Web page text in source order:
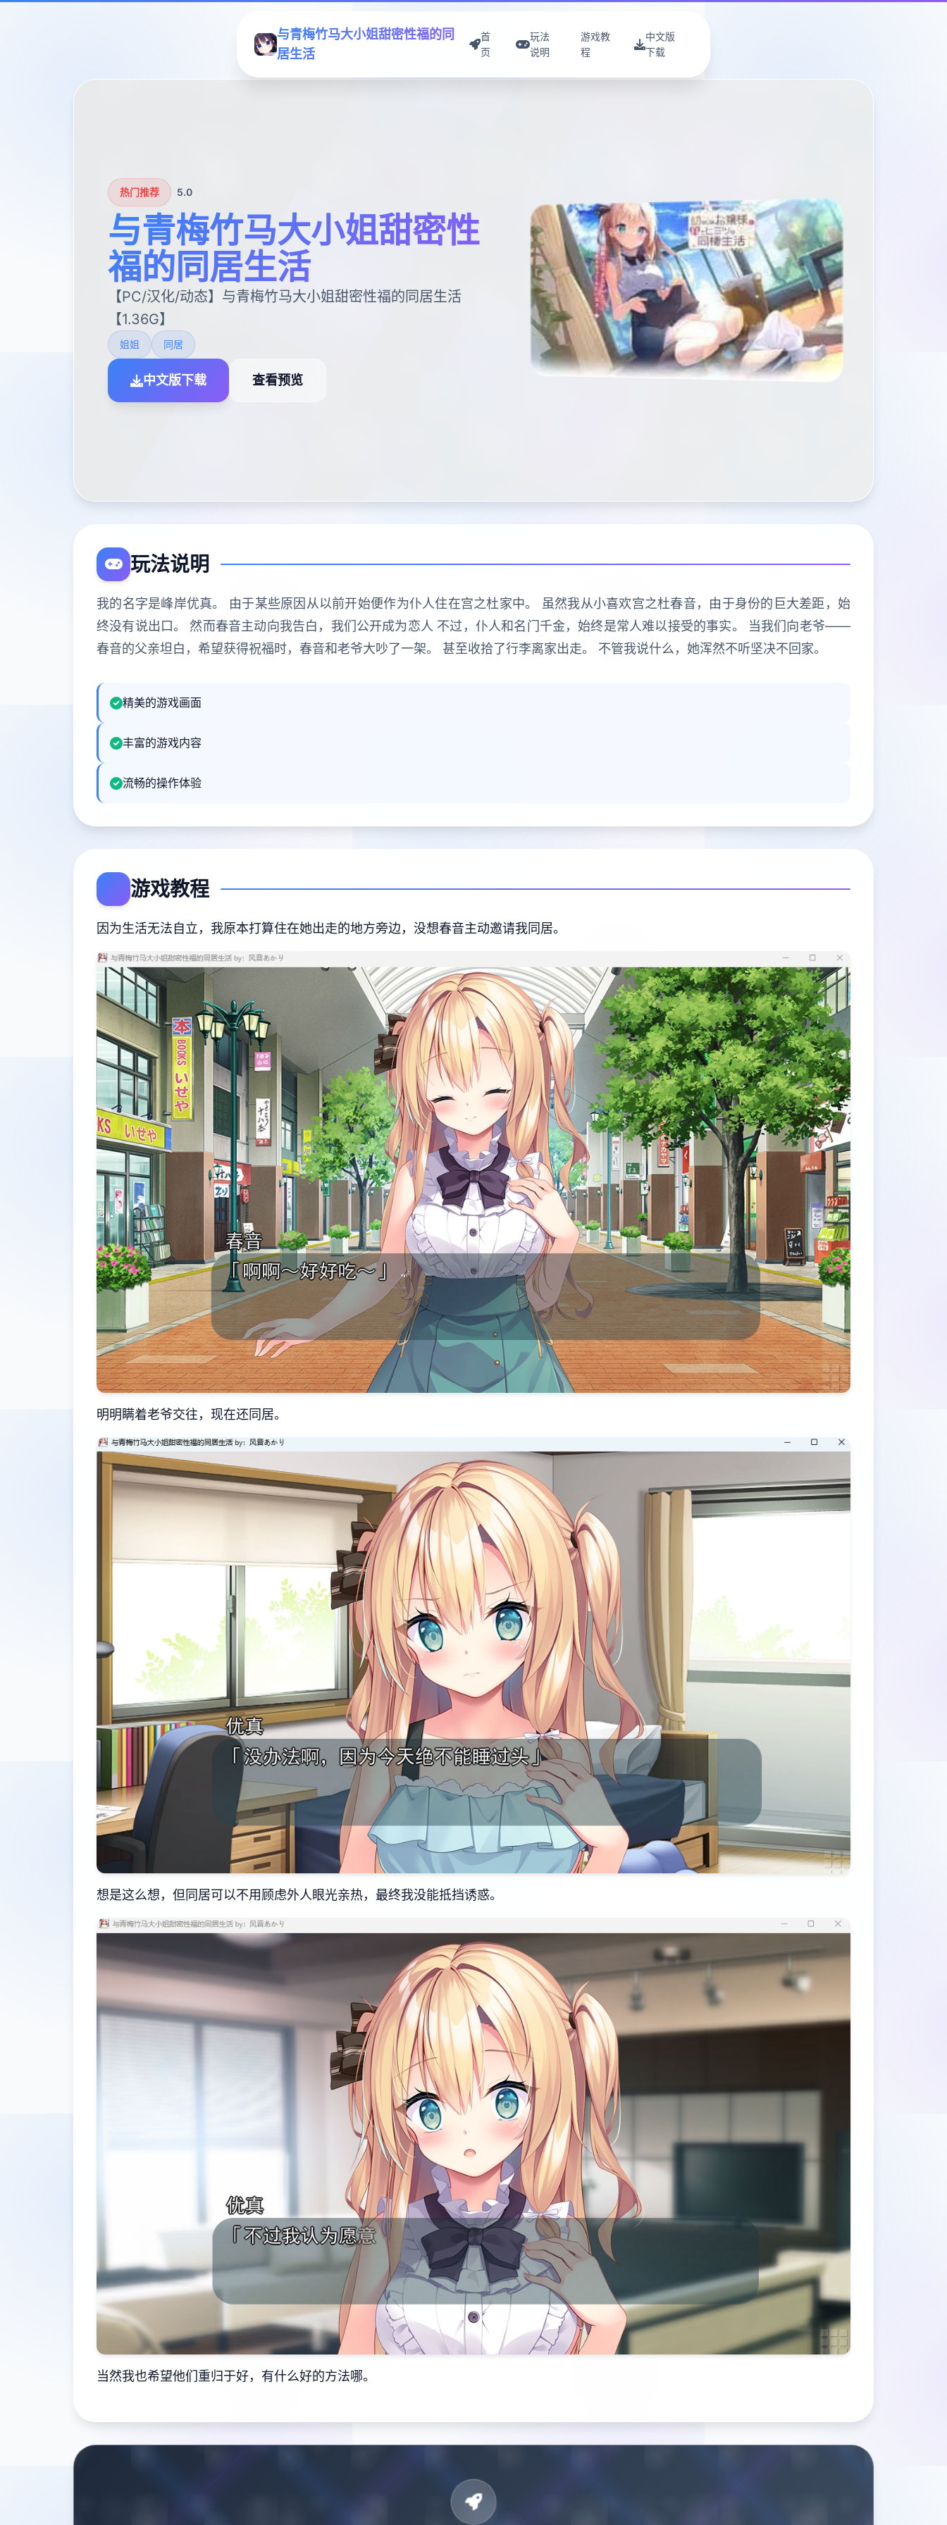
与青梅竹马大小姐甜密性福的同
居生活
首
页
玩法
说明
游戏教
程
中文版
下载
热门推荐 5.0
与青梅竹马大小姐甜密性
福的同居生活
【PC/汉化/动态】与青梅竹马大小姐甜密性福的同居生活
【1.36G】
姐姐 同居
中文版下载 查看预览
玩法说明
我的名字是峰岸优真。 由于某些原因从以前开始便作为仆人住在宫之杜家中。 虽然我从小喜欢宫之杜春音，由于身份的巨大差距，始
终没有说出口。 然而春音主动向我告白，我们公开成为恋人 不过，仆人和名门千金，始终是常人难以接受的事实。 当我们向老爷——
春音的父亲坦白，希望获得祝福时，春音和老爷大吵了一架。 甚至收拾了行李离家出走。 不管我说什么，她浑然不听坚决不回家。
精美的游戏画面
丰富的游戏内容
流畅的操作体验
游戏教程
因为生活无法自立，我原本打算住在她出走的地方旁边，没想春音主动邀请我同居。
明明瞒着老爷交往，现在还同居。
想是这么想，但同居可以不用顾虑外人眼光亲热，最终我没能抵挡诱惑。
当然我也希望他们重归于好，有什么好的方法哪。